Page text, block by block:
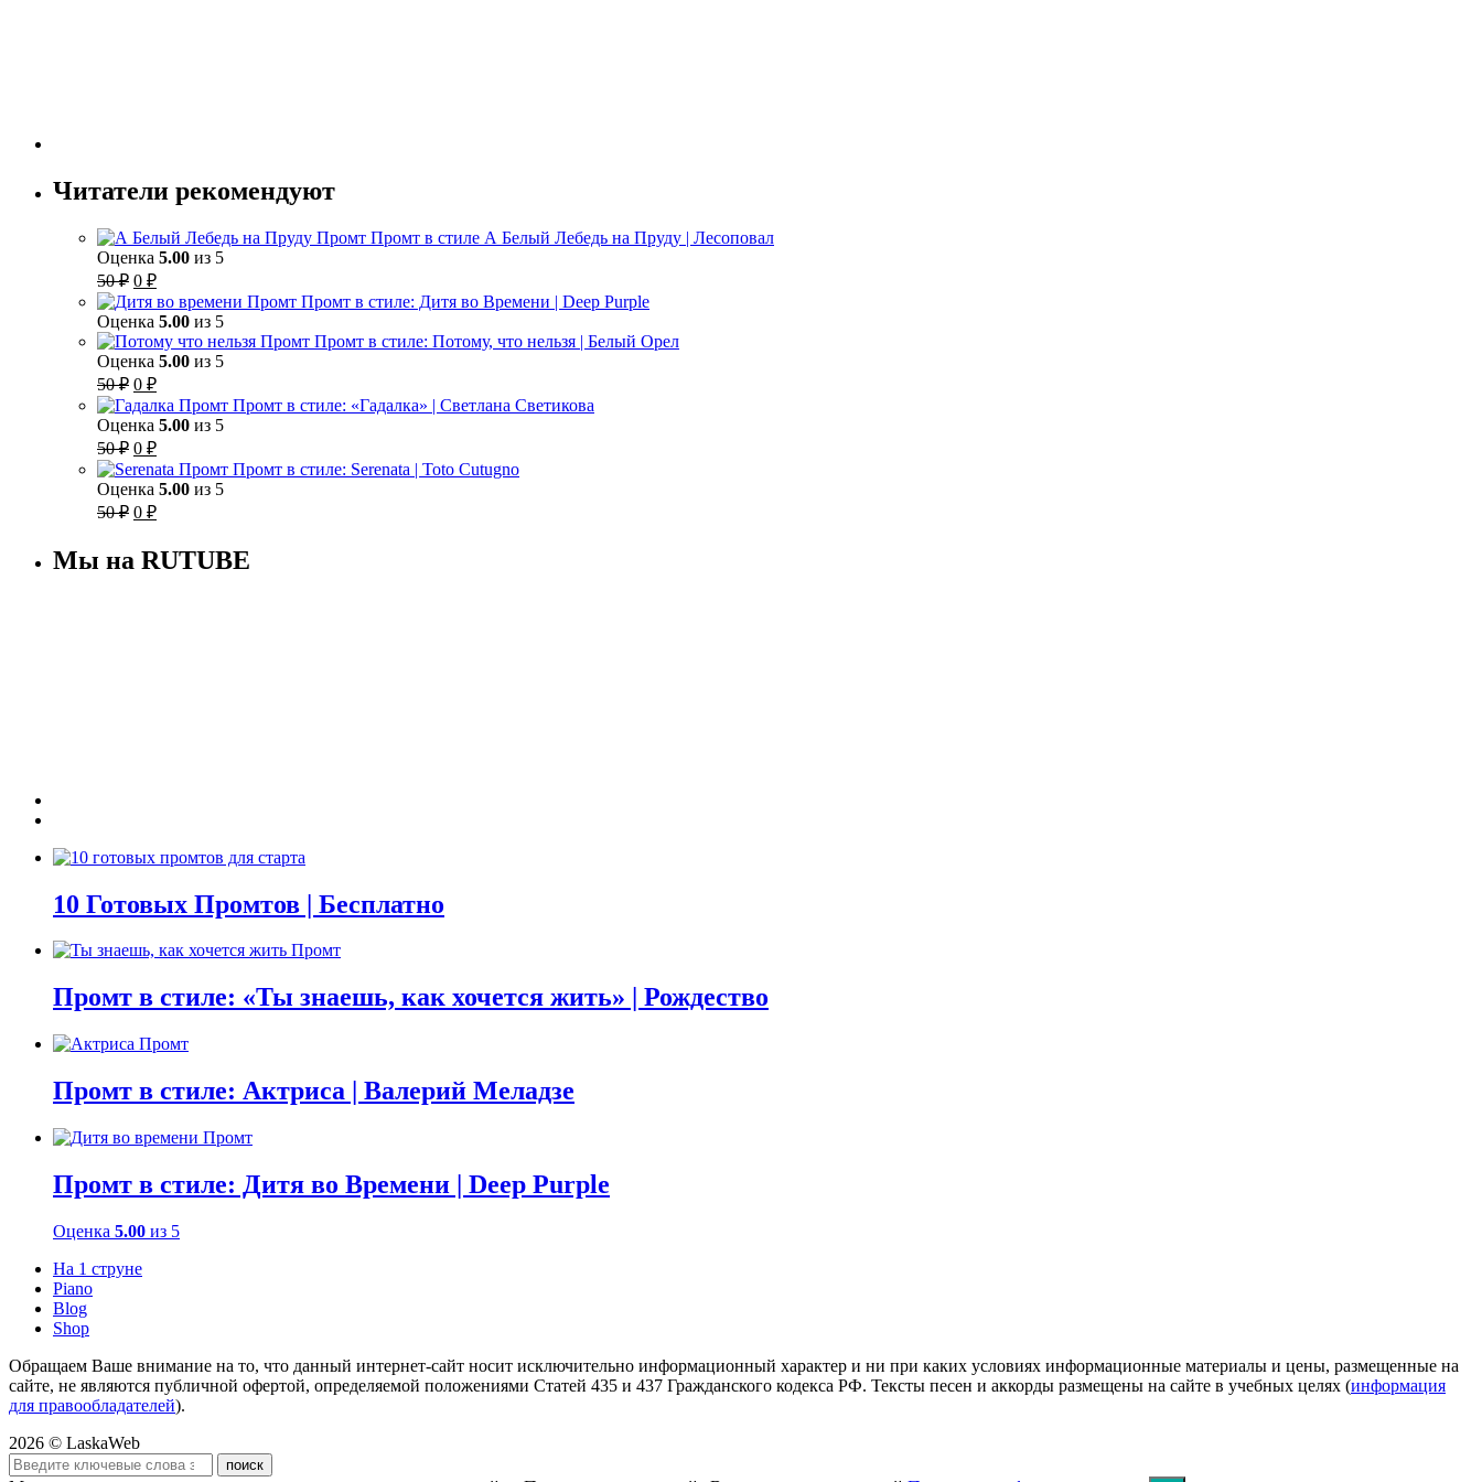
Читатели рекомендуют
Промт в стиле А Белый Лебедь на Пруду | Лесоповал
Оценка 5.00 из 5
50₽ Первоначальная
цена
составляла
50 ₽.
0 ₽Текущая
цена:
0 ₽.
Промт в стиле: Дитя во Времени | Deep Purple
Оценка 5.00 из 5
Промт в стиле: Потому, что нельзя | Белый Орел
Оценка 5.00 из 5
50₽ Первоначальная
цена
составляла
50 ₽.
0 ₽Текущая
цена:
0 ₽.
Промт в стиле: «Гадалка» | Светлана Светикова
Оценка 5.00 из 5
50₽ Первоначальная
цена
составляла
50 ₽.
0 ₽Текущая
цена:
0 ₽.
Промт в стиле: Serenata | Toto Cutugno
Оценка 5.00 из 5
50₽ Первоначальная
составляла
50 ₽.
0 ₽Текущая
0 ₽.
Мы на RUTUBE
10 Готовых Промтов | Бесплатно
Промт в стиле: «Ты знаешь, как хочется жить» | Рождество
Промт в стиле: Актриса | Валерий Меладзе
Промт в стиле: Дитя во Времени | Deep Purple
Оценка 5.00 из 5
На 1 струне
Piano
Blog
Shop
Обращаем Ваше внимание на то, что данный интернет-сайт носит исключительно информационный характер и ни при каких условиях информационные материалы и цены, размещенные на
сайте, не являются публичной офертой, определяемой положениями Статей 435 и 437 Гражданского кодекса РФ. Тексты песен и аккорды размещены на сайте в учебных целях (информация
для правообладателей).
2026 © LaskaWeb